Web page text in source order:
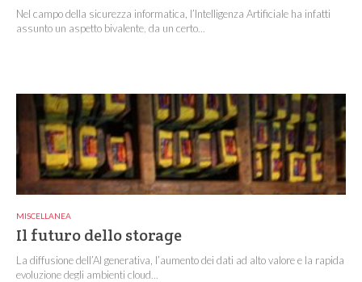
Nel campo della sicurezza informatica, l’Intelligenza Artificiale ha infatti
assunto un aspetto bivalente, da un certo...
MISCELLANEA
Il futuro dello storage
La diffusione dell’AI generativa, l’aumento dei dati ad alto valore e la rapida
evoluzione degli ambienti cloud...